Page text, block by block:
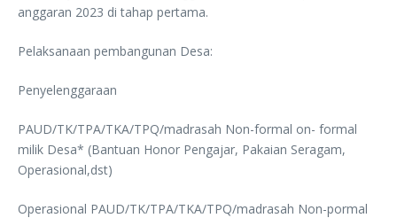
anggaran 2023 di tahap pertama.
Pelaksanaan pembangunan Desa:
Penyelenggaraan
PAUD/TK/TPA/TKA/TPQ/madrasah Non-formal on- formal
milik Desa* (Bantuan Honor Pengajar, Pakaian Seragam,
Operasional,dst)
Operasional PAUD/TK/TPA/TKA/TPQ/madrasah Non-pormal